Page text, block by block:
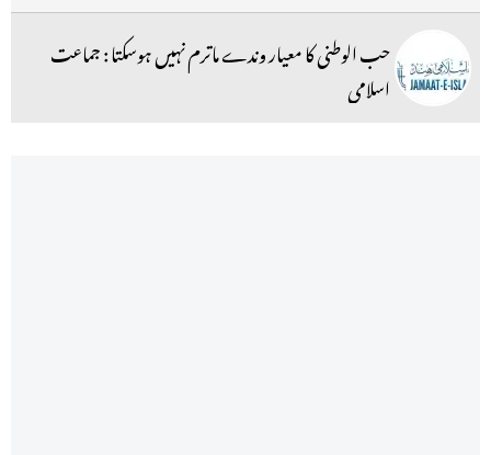
حب الوطنی کا معیار وندے ماترم نہیں ہوسکتا : جماعت
اسلامی